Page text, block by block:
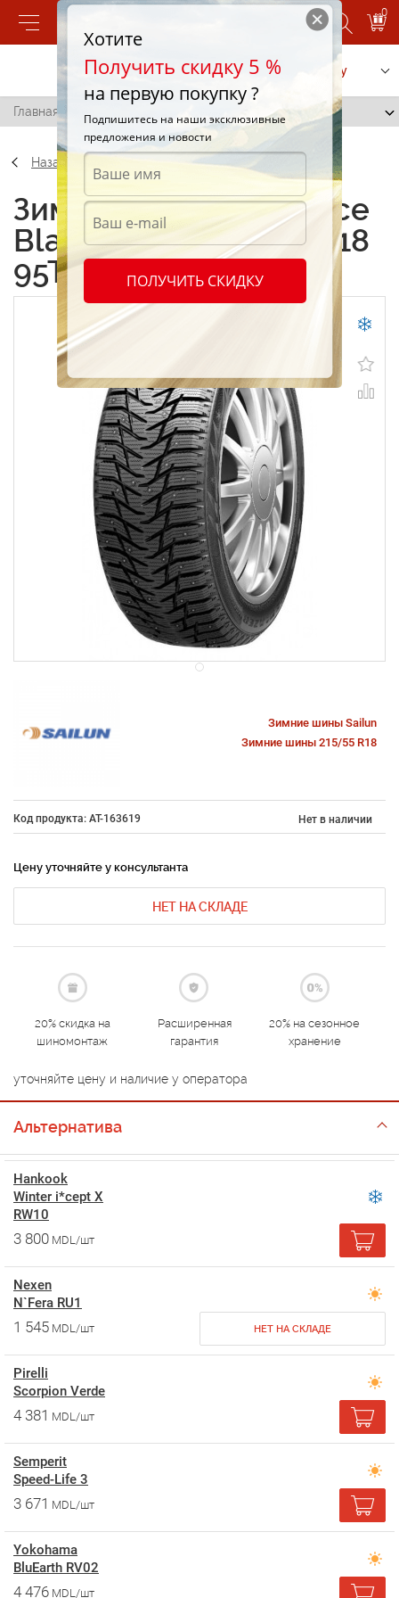
0
Позвонить Заказать услугу
Главная / Sailun Ice Blazer WST3 215/55 R18 95T
Назад
Зимние шины Sailun Ice
Blazer WST3 215/55 R18
95T
Зимние шины Sailun
Зимние шины 215/55 R18
Код продукта: AT-163619 Нет в наличии
Цену уточняйте у консультанта
НЕТ НА СКЛАДЕ
20% скидка на
шиномонтаж
Расширенная
гарантия
20% на сезонное
хранение
уточняйте цену и наличие у оператора
Альтернатива
Hankook
Winter i*cept X
RW10
3 800 MDL/шт
Nexen
N`Fera RU1
1 545 MDL/шт НЕТ НА СКЛАДЕ
Pirelli
Scorpion Verde
4 381 MDL/шт
Semperit
Speed-Life 3
3 671 MDL/шт
Yokohama
BluEarth RV02
4 476 MDL/шт
Хотите
Получить скидку 5 %
на первую покупку ?
Подпишитесь на наши эксклюзивные
предложения и новости
ПОЛУЧИТЬ СКИДКУ